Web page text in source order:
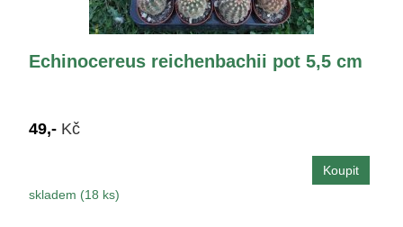
Echinocereus reichenbachii pot 5,5 cm
49,- Kč
skladem (18 ks)